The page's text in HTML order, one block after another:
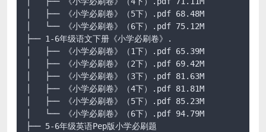
│   ├── 《小学必刷卷》（5下）.pdf 68.48M
│   └── 《小学必刷卷》（6下）.pdf 75.12M
├── 1-6年级语文下册《小学必刷卷》.
│   ├── 《小学必刷卷》（1下）.pdf 65.39M
│   ├── 《小学必刷卷》（2下）.pdf 69.42M
│   ├── 《小学必刷卷》（3下）.pdf 81.63M
│   ├── 《小学必刷卷》（4下）.pdf 81.81M
│   ├── 《小学必刷卷》（5下）.pdf 85.23M
│   └── 《小学必刷卷》（6下）.pdf 94.79M
├── 5-6年级英语Pep版小学必刷题